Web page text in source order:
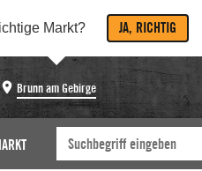
Markt? JA, RICHTIG
Brunn am Gebirge